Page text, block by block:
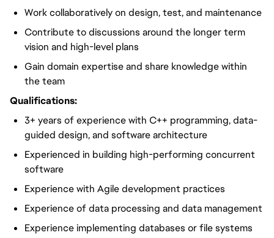
Work collaboratively on design, test, and maintenance
Contribute to discussions around the longer term
vision and high-level plans
Gain domain expertise and share knowledge within
the team
Qualifications:
3+ years of experience with C++ programming, data-
guided design, and software architecture
Experienced in building high-performing concurrent
software
Experience with Agile development practices
Experience of data processing and data management
Experience implementing databases or file systems